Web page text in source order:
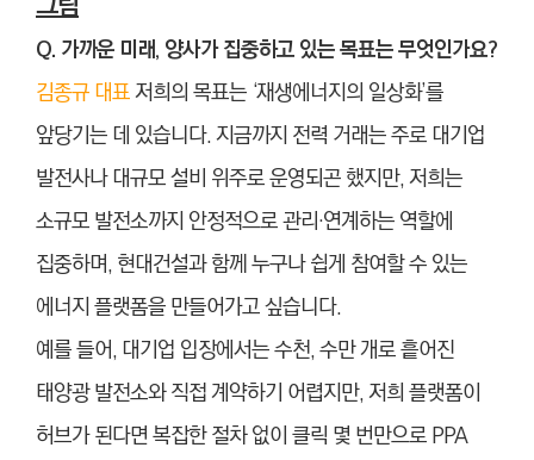
Q. 가까운 미래, 양사가 집중하고 있는 목표는 무엇인가요?
김종규 대표저희의 목표는 ‘재생에너지의 일상화’를
앞당기는 데 있습니다. 지금까지 전력 거래는 주로 대기업
발전사나 대규모 설비 위주로 운영되곤 했지만, 저희는
소규모 발전소까지 안정적으로 관리·연계하는 역할에
집중하며, 현대건설과 함께 누구나 쉽게 참여할 수 있는
에너지 플랫폼을 만들어가고 싶습니다.
예를 들어, 대기업 입장에서는 수천, 수만 개로 흩어진
태양광 발전소와 직접 계약하기 어렵지만, 저희 플랫폼이
허브가 된다면 복잡한 절차 없이 클릭 몇 번만으로 PPA